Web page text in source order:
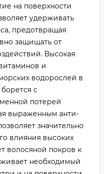
на поверхности
удерживать
предотвращая
защищать от
Высокая
и
водорослей в
с
потерей
выраженным анти-
значительно
влияния высоких
волосяной покров к
необходимый